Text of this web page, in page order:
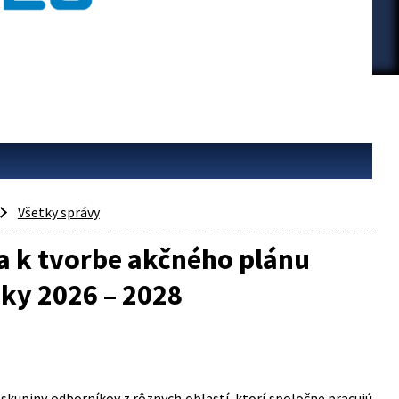
Všetky správy
tvorbe akčného plánu
2026 – 2028